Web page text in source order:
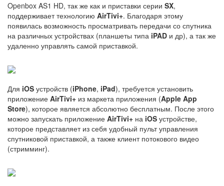
Openbox AS1 HD, так же как и приставки серии SX,
поддерживает технологию AirTivi+. Благодаря этому
появилась возможность просматривать передачи со спутника
на различных устройствах (планшеты типа iPAD и др), а так же
удаленно управлять самой приставкой.
Для iOS устройств (iPhone, iPad), требуется установить
приложение AirTivi+ из маркета приложения (Apple App
Store), которое является абсолютно бесплатным. После этого
можно запускать приложение AirTivi+ на iOS устройстве,
которое представляет из себя удобный пульт управления
спутниковой приставкой, а также клиент потокового видео
(стримминг).